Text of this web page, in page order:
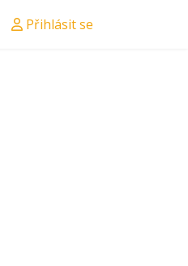
Přihlásit se